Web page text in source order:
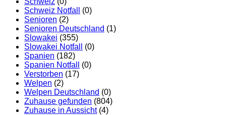
Schweiz Notfall
(0)
Senioren (2)
Senioren Deutschland (1)
Slowakei (355)
Slowakei Notfall
(0)
Spanien (182)
Spanien Notfall
(0)
Verstorben (17)
Welpen (2)
Welpen Deutschland (0)
Zuhause gefunden (804)
Zuhause in Aussicht (4)